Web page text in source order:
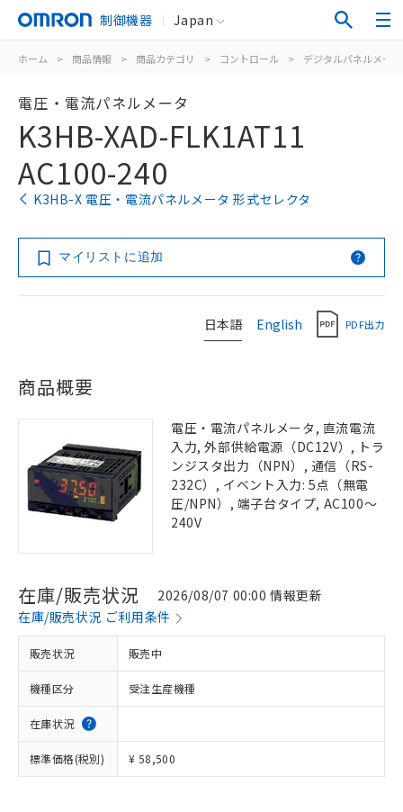
制御機器 Japan
ホーム > 商品情報 > 商品カテゴリ > コントロール > デジタルパネルメータ
電圧・電流パネルメータ
K3HB-XAD-FLK1AT11
AC100-240
K3HB-X 電圧・電流パネルメータ 形式セレクタ
マイリストに追加
日本語 English PDF出力
商品概要
電圧・電流パネルメータ, 直流電流
入力, 外部供給電源（DC12V）, トラ
ンジスタ出力（NPN）, 通信（RS-
232C）, イベント入力: 5点（無電
圧/NPN）, 端子台タイプ, AC100～
240V
在庫/販売状況
2026/08/07 00:00 情報更新
在庫/販売状況 ご利用条件
販売状況 販売中
機種区分 受注生産機種
在庫状況
標準価格(税別) ¥ 58,500